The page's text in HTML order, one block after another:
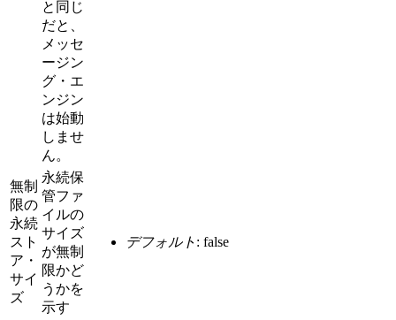
と同じ
だと、
メッセ
ージン
グ・エ
ンジン
は始動
しませ
ん。
無制
限の
永続
スト
ア・
サイ
ズ
永続保
管ファ
イルの
サイズ
が無制
限かど
うかを
示す
デフォルト : false